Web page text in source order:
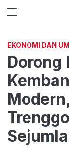
EKONOMI DAN
Dorong